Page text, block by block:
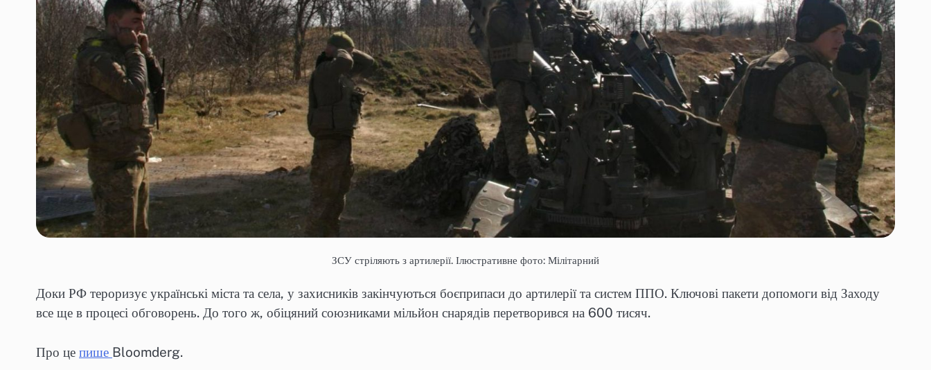
ЗСУ стріляють з артилерії. Ілюстративне фото: Мілітарний
Доки РФ тероризує українські міста та села, у захисників закінчуються боєприпаси до артилерії та систем ППО. Ключові пакети допомоги від Заходу
все ще в процесі обговорень. До того ж, обіцяний союзниками мільйон снарядів перетворився на 600 тисяч.
Про це пише Bloomderg.